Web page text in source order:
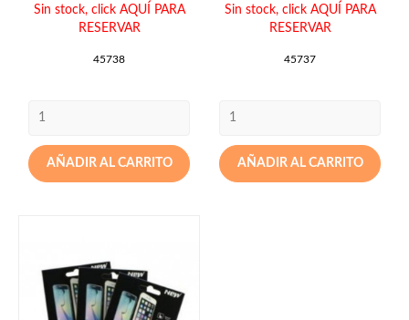
Sin stock, click AQUÍ PARA
RESERVAR
45738
AÑADIR AL CARRITO
Sin stock, click AQUÍ PARA
RESERVAR
45737
AÑADIR AL CARRITO